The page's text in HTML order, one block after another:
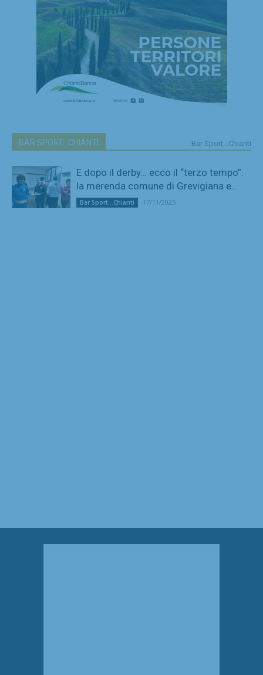
BAR SPORT...CHIANTI Bar Sport...Chianti
E dopo il derby… ecco il “terzo tempo”:
la merenda comune di Grevigiana e...
Bar Sport...Chianti 17/11/2025